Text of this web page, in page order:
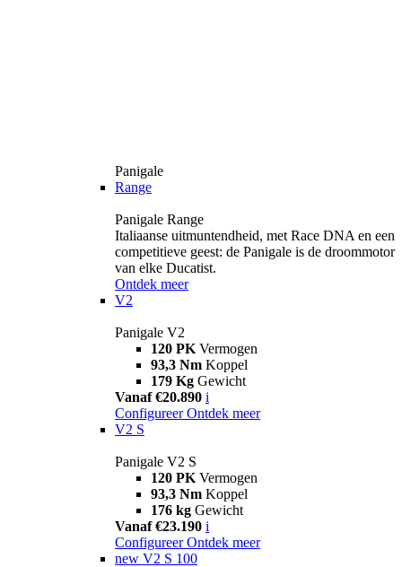
Panigale
Range
Panigale Range
Italiaanse uitmuntendheid, met Race DNA en een
competitieve geest: de Panigale is de droommotor
van elke Ducatist.
Ontdek meer
V2
Panigale V2
120 PK Vermogen
93,3 Nm Koppel
179 Kg Gewicht
Vanaf €20.890 i
Configureer Ontdek meer
V2 S
Panigale V2 S
120 PK Vermogen
93,3 Nm Koppel
176 kg Gewicht
Vanaf €23.190 i
Configureer Ontdek meer
new V2 S 100